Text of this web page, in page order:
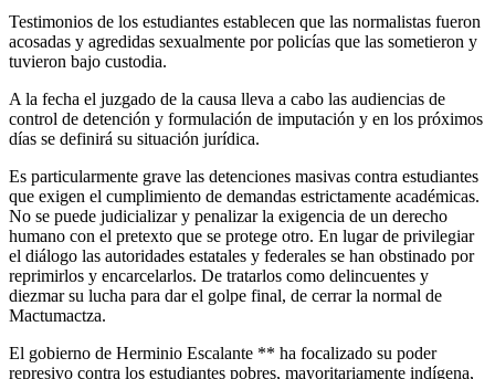
Testimonios de los estudiantes establecen que las normalistas fueron
acosadas y agredidas sexualmente por policías que las sometieron y
tuvieron bajo custodia.
A la fecha el juzgado de la causa lleva a cabo las audiencias de
control de detención y formulación de imputación y en los próximos
días se definirá su situación jurídica.
Es particularmente grave las detenciones masivas contra estudiantes
que exigen el cumplimiento de demandas estrictamente académicas.
No se puede judicializar y penalizar la exigencia de un derecho
humano con el pretexto que se protege otro. En lugar de privilegiar
el diálogo las autoridades estatales y federales se han obstinado por
reprimirlos y encarcelarlos. De tratarlos como delincuentes y
diezmar su lucha para dar el golpe final, de cerrar la normal de
Mactumactza.
El gobierno de Herminio Escalante ** ha focalizado su poder
represivo contra los estudiantes pobres, mayoritariamente indígena,